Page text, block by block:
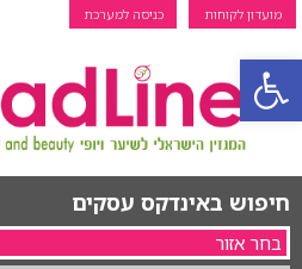
פתח סרגל נגישות
מועדון לקוחות כניסה למערכת
חיפוש באינדקס עסקים